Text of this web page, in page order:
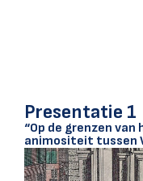
Presentatie 1
“Op de grenzen
animositeit tussen